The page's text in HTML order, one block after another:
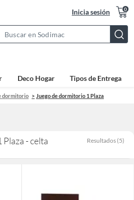
Inicia sesión 0
Bar
Deco Hogar Tipos de Entrega
dormitorio Juego de dormitorio 1 Plaza
Plaza - celta Resultados (5)